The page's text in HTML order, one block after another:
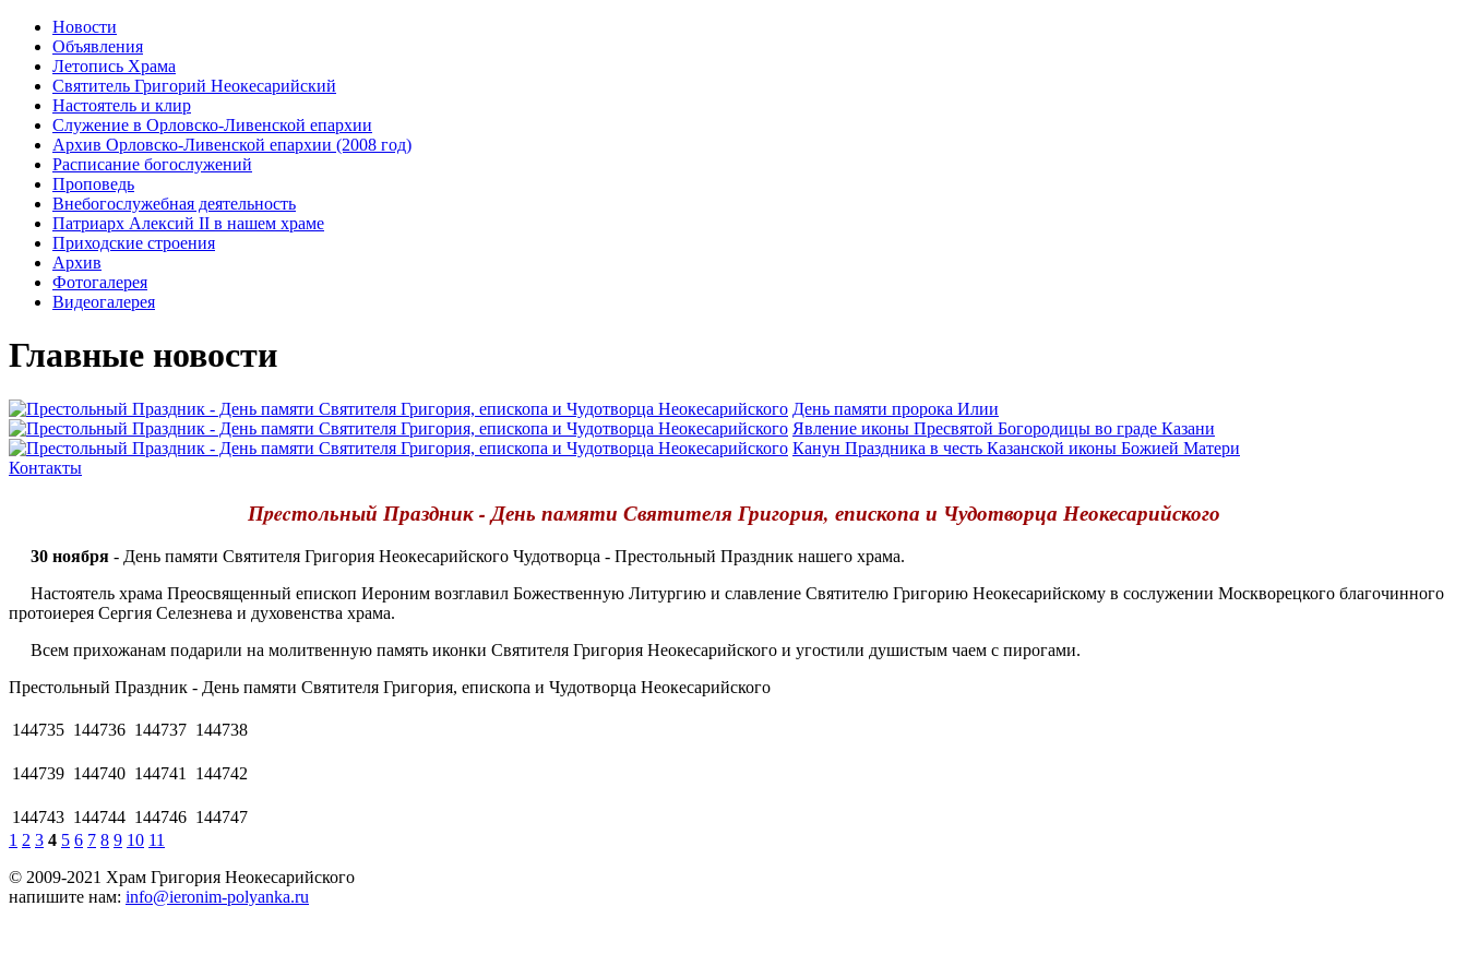
Новости
Объявления
Летопись Храма
Святитель Григорий Неокесарийский
Настоятель и клир
Служение в Орловско-Ливенской епархии
Архив Орловско-Ливенской епархии (2008 год)
Расписание богослужений
Проповедь
Внебогослужебная деятельность
Патриарх Алексий II в нашем храме
Приходские строения
Архив
Фотогалерея
Видеогалерея
Главные новости
День памяти пророка Илии
Явлeние иконы Пресвятой Богородицы во граде Казани
Канун Праздника в честь Казанской иконы Божией Матери
Контакты
Пpecтольный Праздник - День памяти Святителя Григория, епископа и Чудотворца Неокесарийского
30 ноября - День памяти Святителя Григория Неокесарийского Чудотворца - Престольный Праздник нашего храма.
Настоятель храма Преосвященный епископ Иероним возглавил Божественную Литургию и славление Святителю Григорию Неокесарийскому в сослужении Москворецкого благочинного
протоиерея Сергия Селезнева и духовенства храма.
Всем прихожанам подарили на молитвенную память иконки Святителя Григория Неокесарийского и угостили душистым чаем с пирогами.
Пpecтольный Праздник - День памяти Святителя Григория, епископа и Чудотворца Неокесарийского
144735 144736 144737 144738
144739 144740 144741 144742
144743 144744 144746 144747
1 2 3 4 5 6 7 8 9 10 11
© 2009-2021 Храм Григория Неокесарийского
напишите нам: info@ieronim-polyanka.ru